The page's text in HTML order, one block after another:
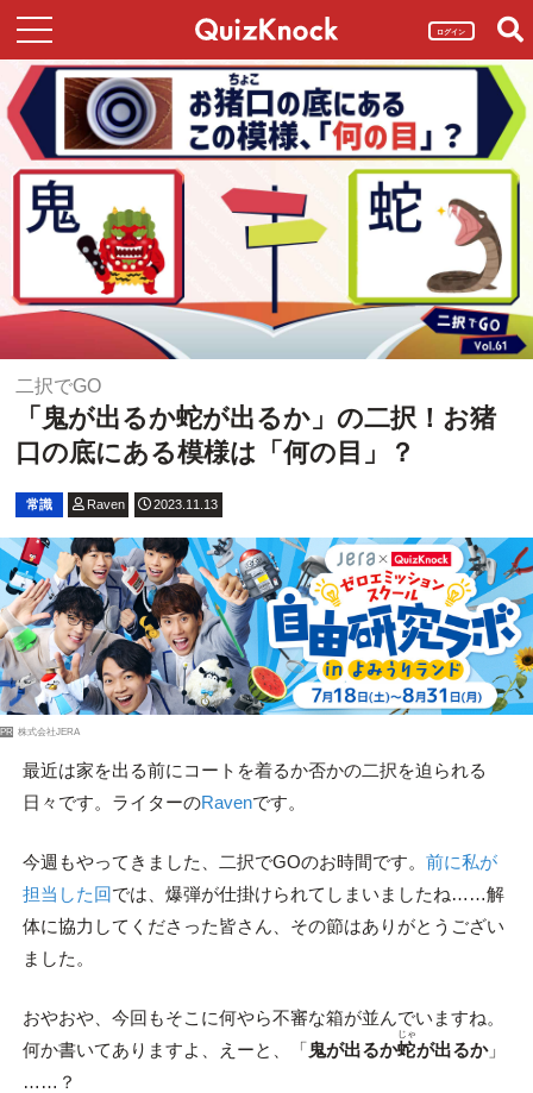
ログイン
二択でGO
「鬼が出るか蛇が出るか」の二択！お猪
口の底にある模様は「何の目」？
常識 Raven 2023.11.13
PR 株式会社JERA
最近は家を出る前にコートを着るか否かの二択を迫られる
日々です。ライターのRavenです。
今週もやってきました、二択でGOのお時間です。 前に私が
担当した回では、爆弾が仕掛けられてしまいましたね……解
体に協力してくださった皆さん、その節はありがとうござい
ました。
おやおや、今回もそこに何やら不審な箱が並んでいますね。
何か書いてありますよ、えーと、「鬼が出るか蛇
じゃ
が出るか」
……？